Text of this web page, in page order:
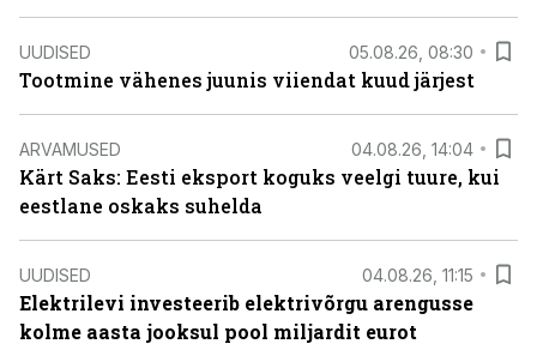
UUDISED 05.08.26, 08:30
Tootmine vähenes juunis viiendat kuud järjest
ARVAMUSED 04.08.26, 14:04
Kärt Saks: Eesti eksport koguks veelgi tuure, kui
eestlane oskaks suhelda
UUDISED 04.08.26, 11:15
Elektrilevi investeerib elektrivõrgu arengusse
kolme aasta jooksul pool miljardit eurot